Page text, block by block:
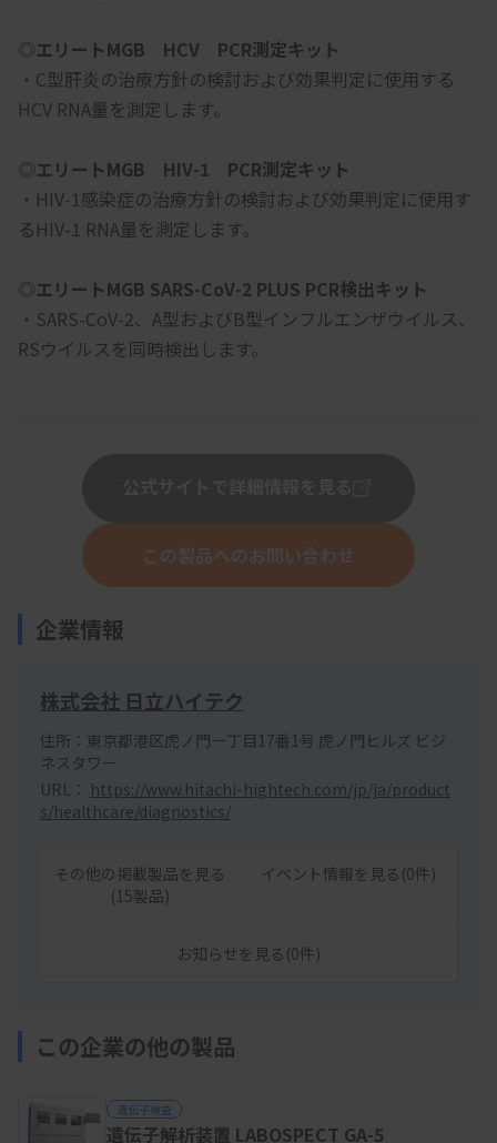
◎エリートMGB　HCV　PCR測定キット
・C型肝炎の治療方針の検討および効果判定に使用する
HCV RNA量を測定します。
◎エリートMGB　HIV-1　PCR測定キット
・HIV-1感染症の治療方針の検討および効果判定に使用す
るHIV-1 RNA量を測定します。
◎エリートMGB SARS-CoV-2 PLUS PCR検出キット
・SARS-CoV-2、A型およびB型インフルエンザウイルス、
RSウイルスを同時検出します。
この製品へのお問い合わせ
企業情報
株式会社 日立ハイテク
住所：東京都港区虎ノ門一丁目17番1号 虎ノ門ヒルズ ビジ
ネスタワー
URL： https://www.hitachi-hightech.com/jp/ja/product
s/healthcare/diagnostics/
その他の掲載製品を見る
(15製品)
イベント情報を見る(0件)
お知らせを見る(0件)
この企業の他の製品
遺伝子検査
遺伝子解析装置 LABOSPECT GA-5